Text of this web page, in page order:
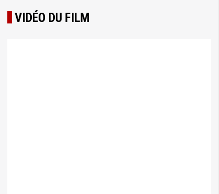
VIDÉO DU FILM